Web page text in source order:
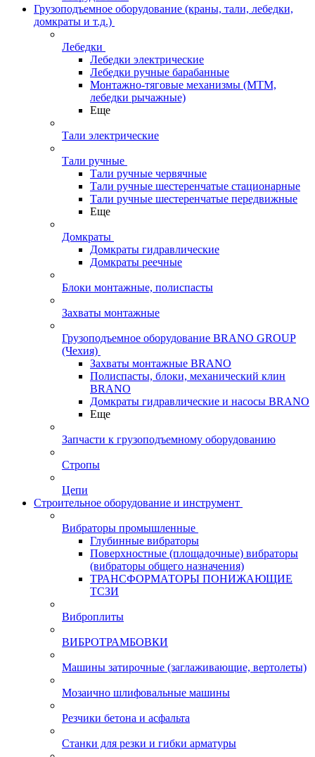
Грузоподъемное оборудование (краны, тали, лебедки,
домкраты и т.д.)
Лебедки
Лебедки электрические
Лебедки ручные барабанные
Монтажно-тяговые механизмы (МТМ,
лебедки рычажные)
Еще
Тали электрические
Тали ручные
Тали ручные червячные
Тали ручные шестеренчатые стационарные
Тали ручные шестеренчатые передвижные
Еще
Домкраты
Домкраты гидравлические
Домкраты реечные
Блоки монтажные, полиспасты
Захваты монтажные
Грузоподъемное оборудование BRANO GROUP
(Чехия)
Захваты монтажные BRANO
Полиспасты, блоки, механический клин
BRANO
Домкраты гидравлические и насосы BRANO
Еще
Запчасти к грузоподъемному оборудованию
Стропы
Цепи
Строительное оборудование и инструмент
Вибраторы промышленные
Глубинные вибраторы
Поверхностные (площадочные) вибраторы
(вибраторы общего назначения)
ТРАНСФОРМАТОРЫ ПОНИЖАЮЩИЕ
ТСЗИ
Виброплиты
ВИБРОТРАМБОВКИ
Машины затирочные (заглаживающие, вертолеты)
Мозаично шлифовальные машины
Резчики бетона и асфальта
Станки для резки и гибки арматуры